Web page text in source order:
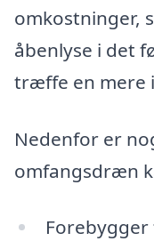
omkostninger,
åbenlyse i det
træffe en mere
Nedenfor er
omfangsdræn